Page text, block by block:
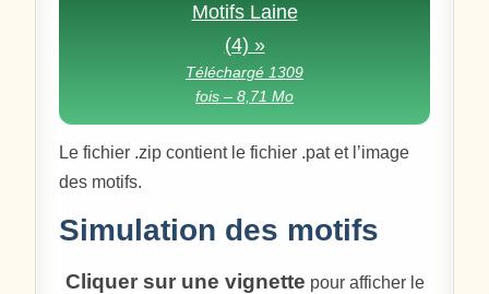
Motifs Laine
(4) »
Téléchargé 1309
fois – 8,71 Mo
Le fichier .zip contient le fichier .pat et l’image
des motifs.
Simulation des motifs
Cliquer sur une vignette pour afficher le